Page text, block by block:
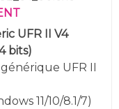
UFR II V4
bits)
UFR II
11/10/8.1/7)